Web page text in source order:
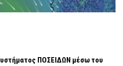
ΠΟΣΕΙΔΩΝ μέσω του